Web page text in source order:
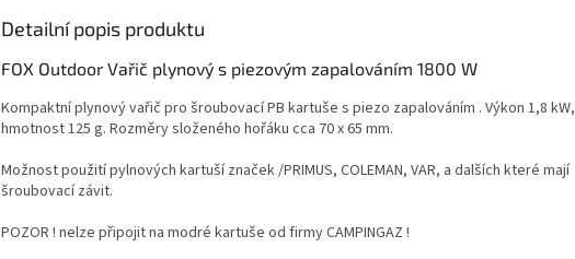
Detailní popis produktu
FOX Outdoor Vařič plynový s piezovým zapalováním 1800 W
Kompaktní plynový vařič pro šroubovací PB kartuše s piezo zapalováním . Výkon 1,8 kW,
hmotnost 125 g. Rozměry složeného hořáku cca 70 x 65 mm.
Možnost použití pylnových kartuší značek /PRIMUS, COLEMAN, VAR, a dalších které mají
šroubovací závit.
POZOR ! nelze připojit na modré kartuše od firmy CAMPINGAZ !